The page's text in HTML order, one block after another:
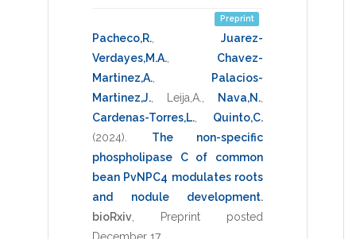
Preprint
Pacheco,R.
Juarez-
Verdayes,M.A.
Chavez-
Martinez,A.
Palacios-
Martinez,J.
Leija,A. Nava,N.
Cardenas-Torres,L.
Quinto,C.
(2024)
The non-specific
phospholipase C of common
bean PvNPC4 modulates roots
and nodule development.
bioRxiv
Preprint posted
December 17.